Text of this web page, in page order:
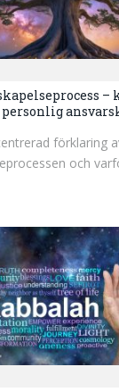
–
förklaring
och